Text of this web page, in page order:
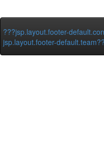
???jsp.layout.footer-
jsp.layout.footer-